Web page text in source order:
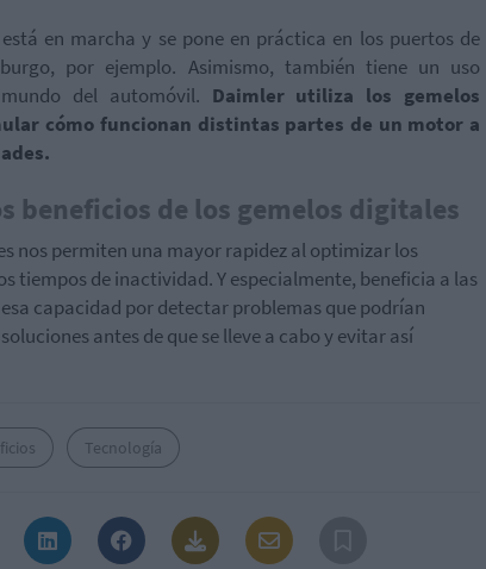
en marcha y se pone en práctica en los puertos de
por ejemplo. Asimismo, también tiene un uso
del automóvil. Daimler utiliza los gemelos
cómo funcionan distintas partes de un motor a
beneficios de los gemelos digitales
nos permiten una mayor rapidez al optimizar los
tiempos de inactividad. Y especialmente, beneficia a las
capacidad por detectar problemas que podrían
antes de que se lleve a cabo y evitar así
Tecnología